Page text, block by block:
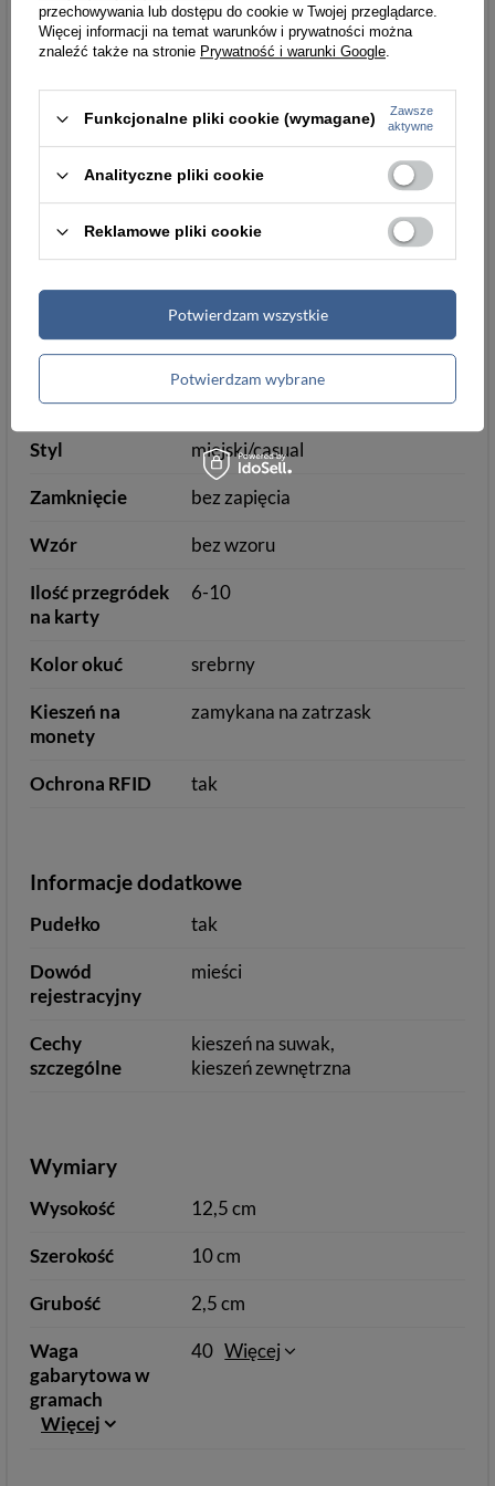
Marka Peterson
Materiał skóra naturalna
Kolor główny czarny
Orientacja pionowa
duża
Detale
Styl miejski/casual
Zamknięcie bez zapięcia
Wzór bez wzoru
Ilość przegródek
na karty
6-10
Kolor okuć srebrny
Kieszeń na
monety
zamykana na zatrzask
Ochrona RFID tak
Informacje dodatkowe
Pudełko tak
Dowód
rejestracyjny
mieści
Cechy
szczególne
kieszeń na suwak
kieszeń zewnętrzna
Wymiary
Wysokość 12,5 cm
Szerokość 10 cm
Grubość 2,5 cm
Waga
gabarytowa w
gramach
Więcej
40 Więcej
przechowywania lub dostępu do cookie w Twojej przeglądarce.
Więcej informacji na temat warunków i prywatności można
znaleźć także na stronie Prywatność i warunki Google.
Funkcjonalne pliki cookie (wymagane)
Zawsze
aktywne
Analityczne pliki cookie
Reklamowe pliki cookie
Potwierdzam wybrane
Potwierdzam wszystkie